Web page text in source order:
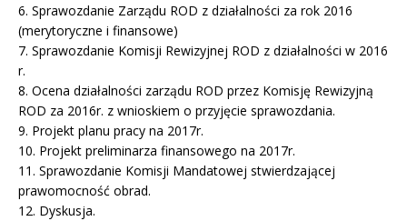
6. Sprawozdanie Zarządu ROD z działalności za rok 2016
(merytoryczne i finansowe)
7. Sprawozdanie Komisji Rewizyjnej ROD z działalności w 2016
r.
8. Ocena działalności zarządu ROD przez Komisję Rewizyjną
ROD za 2016r. z wnioskiem o przyjęcie sprawozdania.
9. Projekt planu pracy na 2017r.
10. Projekt preliminarza finansowego na 2017r.
11. Sprawozdanie Komisji Mandatowej stwierdzającej
prawomocność obrad.
12. Dyskusja.